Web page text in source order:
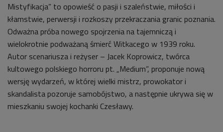
Mistyfikacja” to opowieść o pasji i szaleństwie, miłości i
kłamstwie, perwersji i rozkoszy przekraczania granic poznania.
Odważna próba nowego spojrzenia na tajemniczą i
wielokrotnie podważaną śmierć Witkacego w 1939 roku.
Autor scenariusza i reżyser – Jacek Koprowicz, twórca
kultowego polskiego horroru pt. „Medium”, proponuje nową
wersję wydarzeń, w której wielki mistrz, prowokator i
skandalista pozoruje samobójstwo, a następnie ukrywa się w
mieszkaniu swojej kochanki Czesławy.